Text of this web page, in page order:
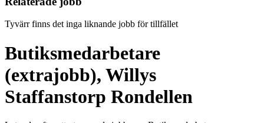
Tyvärr finns det inga liknande jobb för tillfället
Butiksmedarbetare
(extrajobb), Willys
Staffanstorp Rondellen